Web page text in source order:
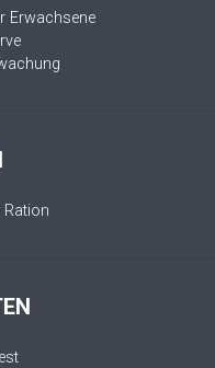
Erwachsene
Ration